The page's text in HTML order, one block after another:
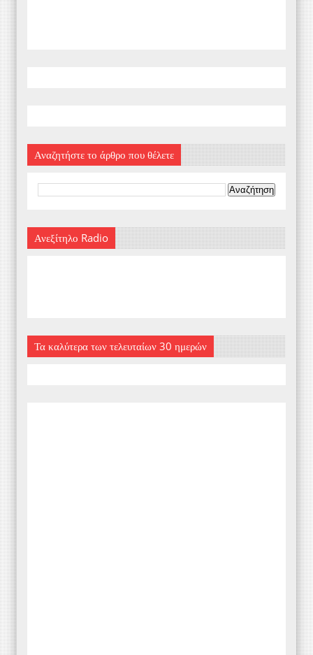
Αναζητήστε το άρθρο που θέλετε
Ανεξίτηλο Radio
Τα καλύτερα των τελευταίων 30 ημερών